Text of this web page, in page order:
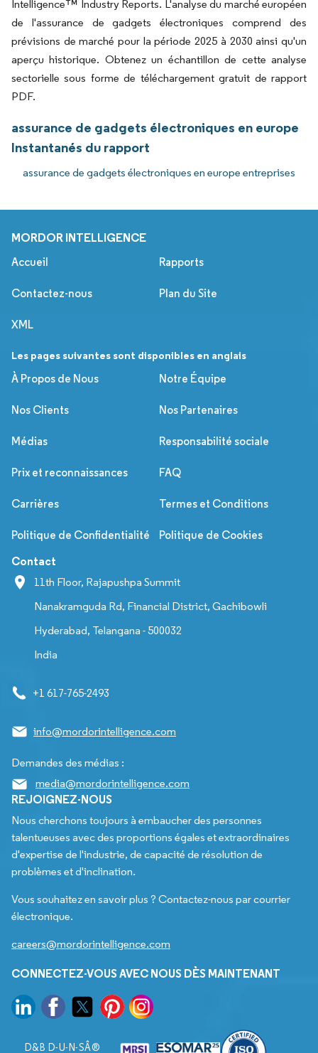
Intelligence™ Industry Reports. L'analyse du marché européen
de l'assurance de gadgets électroniques comprend des
prévisions de marché pour la période 2025 à 2030 ainsi qu'un
aperçu historique. Obtenez un échantillon de cette analyse
sectorielle sous forme de téléchargement gratuit de rapport
PDF.
assurance de gadgets électroniques en europe
Instantanés du rapport
assurance de gadgets électroniques en europe entreprises
MORDOR INTELLIGENCE
Accueil Rapports
Contactez-nous Plan du Site
XML
Les pages suivantes sont disponibles en anglais
À Propos de Nous
Notre Équipe
Nos Clients Nos Partenaires
Médias Responsabilité sociale
Prix et reconnaissances FAQ
Carrières Termes et Conditions
Politique de Confidentialité Politique de Cookies
Contact
11th Floor, Rajapushpa Summit
Nanakramguda Rd, Financial District, Gachibowli
Hyderabad, Telangana - 500032
India
+1 617-765-2493
info@mordorintelligence.com
Demandes des médias :
media@mordorintelligence.com
REJOIGNEZ-NOUS
Nous cherchons toujours à embaucher des personnes
talentueuses avec des proportions égales et extraordinaires
d'expertise de l'industrie, de capacité de résolution de
problèmes et d'inclination.
Vous souhaitez en savoir plus ? Contactez-nous par courrier
électronique.
careers@mordorintelligence.com
CONNECTEZ-VOUS AVEC NOUS DÈS MAINTENANT
D&B D-U-N-SÂ®